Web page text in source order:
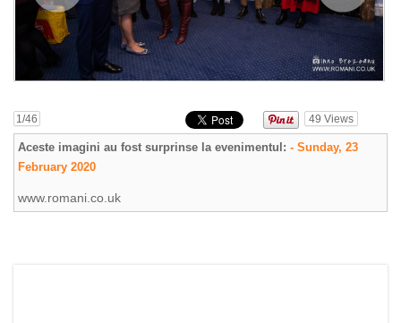
1/46 49 Views
Aceste imagini au fost surprinse la evenimentul: - Sunday, 23
February 2020
www.romani.co.uk